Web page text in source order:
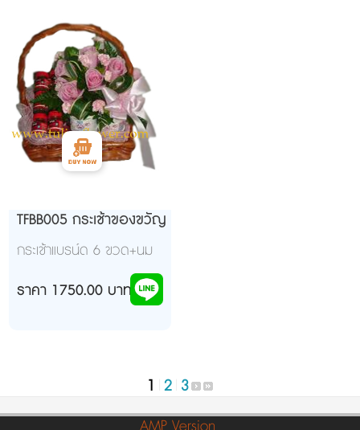
TFBB005 กระเช้าของขวัญ
กระเช้าแบรน์ด 6 ขวด+นม
ราคา 1750.00 บาท
1 2 3